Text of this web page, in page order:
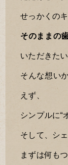
せっかくの
そのままの
いただきたい
そんな想い
えず、
シンプルに“
そして、シ
まずは何も